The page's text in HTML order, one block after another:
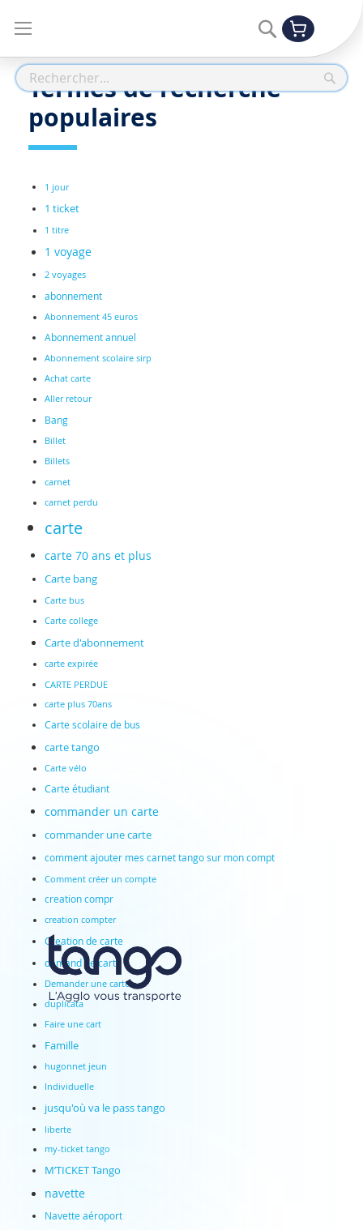
Rechercher
Mon panier
Termes de recherche
populaires
1 jour
1 ticket
1 titre
1 voyage
2 voyages
abonnement
Abonnement 45 euros
Abonnement annuel
Abonnement scolaire sirp
Achat carte
Aller retour
Bang
Billet
Billets
carnet
carnet perdu
carte
carte 70 ans et plus
Carte bang
Carte bus
Carte college
Carte d'abonnement
carte expirée
CARTE PERDUE
carte plus 70ans
Carte scolaire de bus
carte tango
Carte vélo
Carte étudiant
commander un carte
commander une carte
comment ajouter mes carnet tango sur mon compt
Comment créer un compte
creation compr
creation compter
Creation de carte
demand de carte
Demander une carte
duplicata
Faire une cart
Famille
hugonnet jeun
Individuelle
jusqu'où va le pass tango
liberte
my-ticket tango
M’TICKET Tango
navette
Navette aéroport